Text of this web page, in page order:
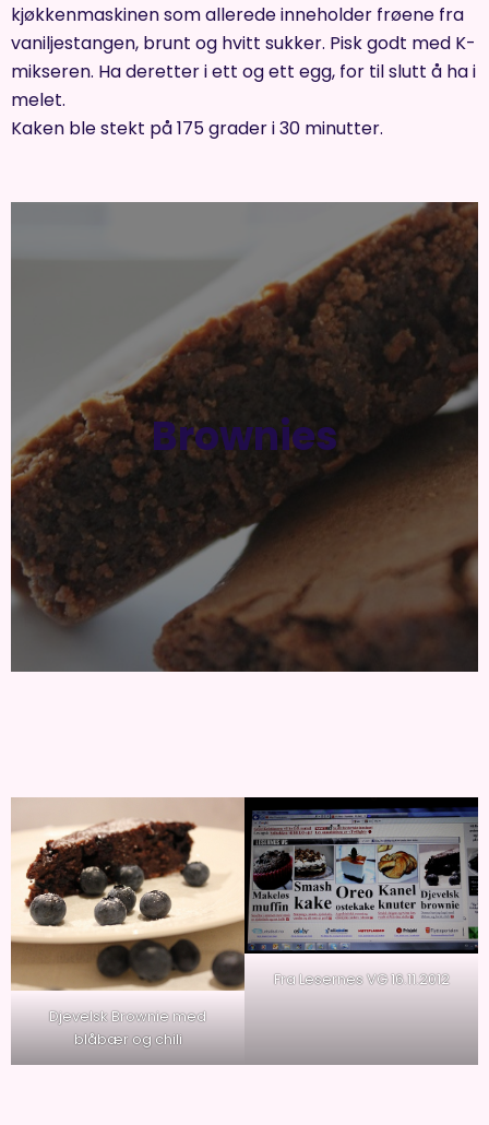
kjøkkenmaskinen som allerede inneholder frøene fra
vaniljestangen, brunt og hvitt sukker. Pisk godt med K-
mikseren. Ha deretter i ett og ett egg, for til slutt å ha i
melet.
Kaken ble stekt på 175 grader i 30 minutter.
Brownies
Djevelsk Brownie med
blåbær og chili
Fra Lesernes VG 16.11.2012